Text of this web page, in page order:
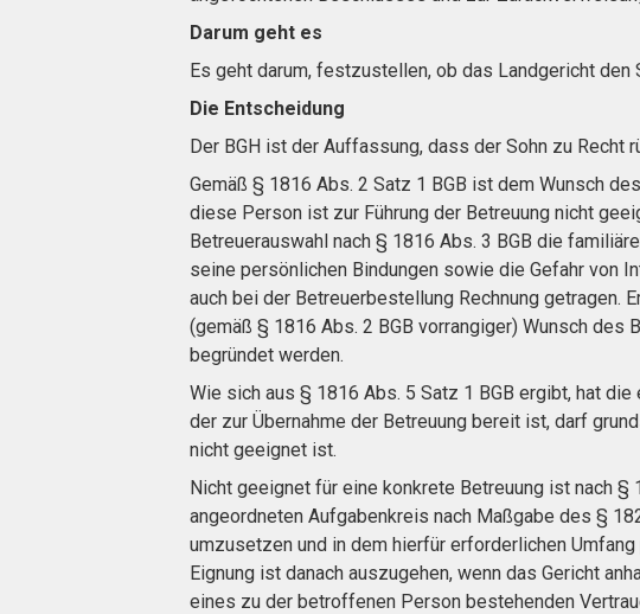
Darum geht es
Es geht darum, festzustellen, ob das Landgericht
Die Entscheidung
Der BGH ist der Auffassung, dass der Sohn zu
Gemäß § 1816 Abs. 2 Satz 1 BGB ist dem Wunsch
diese Person ist zur Führung der Betreuung nicht
Betreuerauswahl nach § 1816 Abs. 3 BGB die
seine persönlichen Bindungen sowie die Gefahr von
auch bei der Betreuerbestellung Rechnung getragen.
(gemäß § 1816 Abs. 2 BGB vorrangiger) Wunsch
begründet werden.
Wie sich aus § 1816 Abs. 5 Satz 1 BGB ergibt, hat
der zur Übernahme der Betreuung bereit ist, darf
nicht geeignet ist.
Nicht geeignet für eine konkrete Betreuung ist nach
angeordneten Aufgabenkreis nach Maßgabe des §
umzusetzen und in dem hierfür erforderlichen
Eignung ist danach auszugehen, wenn das Gericht
eines zu der betroffenen Person bestehenden